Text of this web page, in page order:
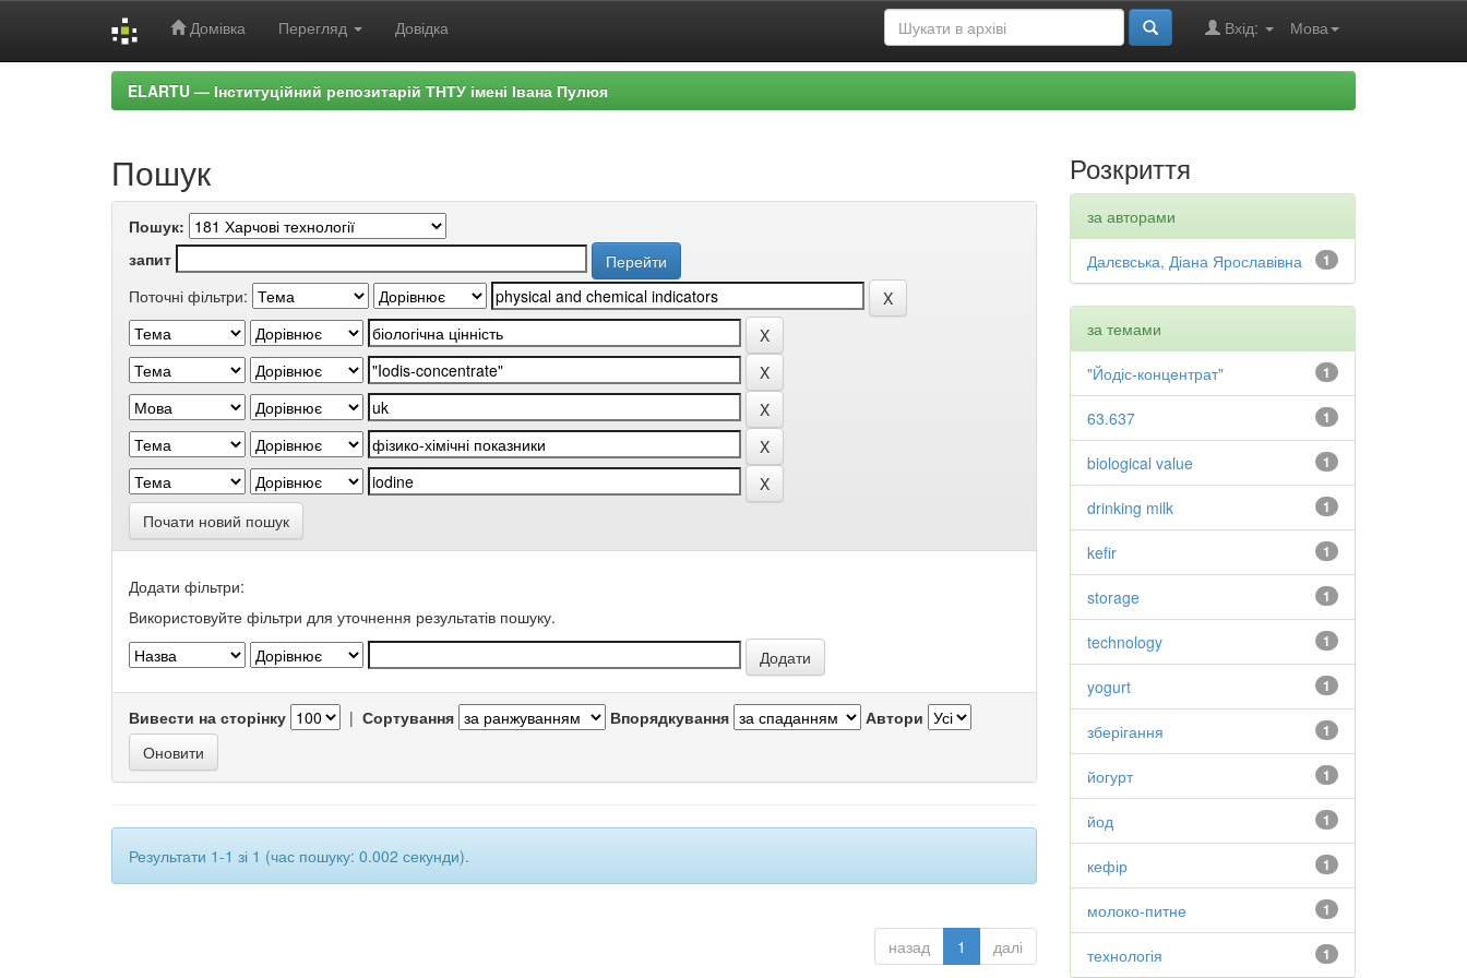
Домівка Перегляд Довідка Мова
Вхід:
ELARTU — Інституційний репозитарій ТНТУ імені Івана Пулюя
Пошук
Пошук:
запит
Поточні фільтри:
Почати новий пошук
Додати фільтри:
Використовуйте фільтри для уточнення результатів пошуку.
Вивести на сторінку | Сортування Впорядкування Автори
Результати 1-1 зі 1 (час пошуку: 0.002 секунди).
назад 1 далі
Розкриття
за авторами
1
Далєвська, Діана Ярославівна
за темами
1
"Йодіс-концентрат"
1
63.637
1
biological value
1
drinking milk
1
kefir
1
storage
1
technology
1
yogurt
1
зберігання
1
йогурт
1
йод
1
кефір
1
молоко-питне
1
технологія